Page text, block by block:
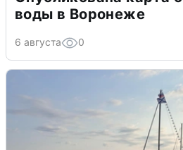
воды в Воронеже
6 августа 0